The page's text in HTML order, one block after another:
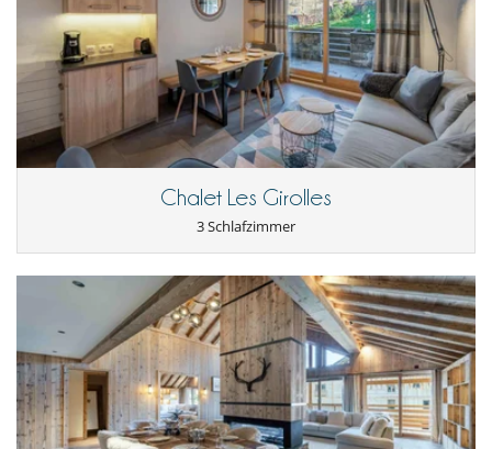
Ski in - Ski out
Ski out
Skipisten zu Fuß erreichbar
Kinder willkommen
Küche und Ausstattung
Spülmaschine
voll ausgestattete Küche
Wäschetrockner
Waschmaschine
Resortservice und Unterhaltung
Restaurant(s)
Chalet Les Girolles
3 Schlafzimmer